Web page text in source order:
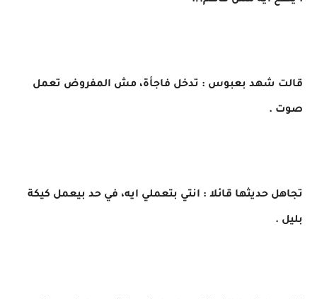
قالت شهد بعبوس : تدخل فاجأة، مش المفروض تعمل
صوت .
تجاهل حديثها قائلا : انتي بتعملي ايه، في حد بيعمل كيكة
بليل .